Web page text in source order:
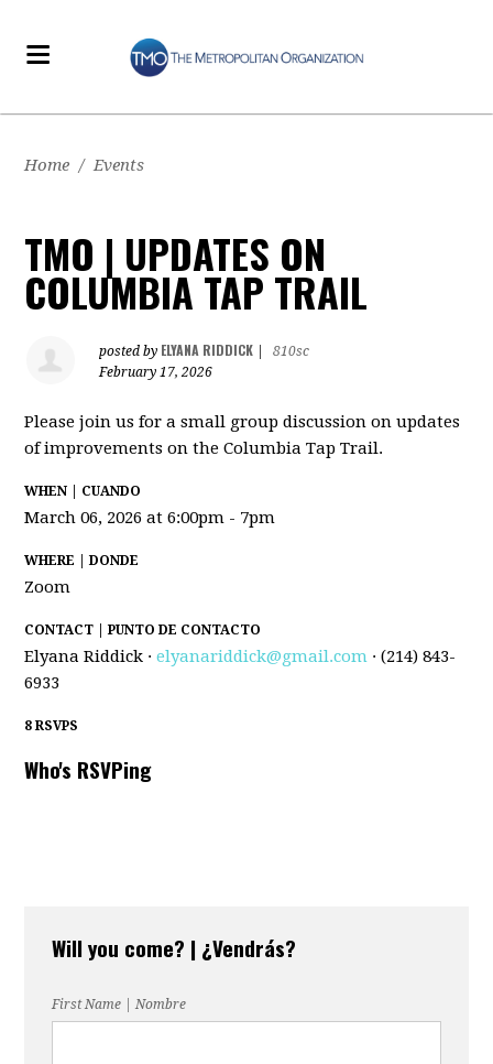
Home / Events
TMO | UPDATES ON
COLUMBIA TAP TRAIL
posted by ELYANA RIDDICK
810sc
February 17, 2026
Please join us for a small group discussion on updates
of improvements on the Columbia Tap Trail.
WHEN | CUANDO
March 06, 2026 at 6:00pm - 7pm
WHERE | DONDE
Zoom
CONTACT | PUNTO DE CONTACTO
Elyana Riddick ·elyanariddick@gmail.com · (214) 843-
6933
8 RSVPS
Who's RSVPing
Will you come? | ¿Vendrás?
First Name | Nombre